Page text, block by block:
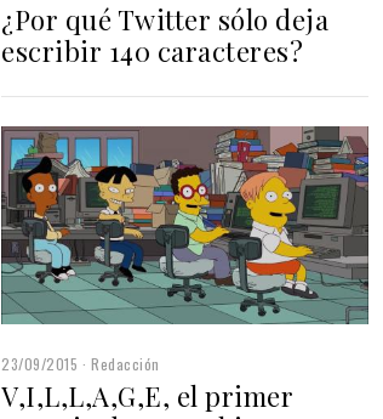
¿Por qué Twitter sólo deja
escribir 140 caracteres?
23/09/2015 Redacción
V,I,L,L,A,G,E, el primer